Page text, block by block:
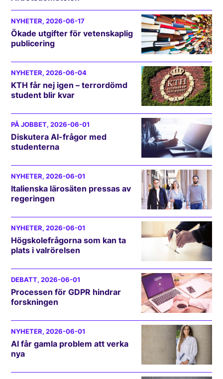
NYHETER, 2026-06-17
Ökade utgifter för vetenskaplig
publicering
NYHETER, 2026-06-04
KTH får nej igen – terrordömd
student blir kvar
PÅ JOBBET, 2026-06-01
Diskutera AI-frågor med
studenterna
NYHETER, 2026-06-01
Italienska lärosäten pressas av
regeringen
NYHETER, 2026-06-01
Högskolefrågorna som kan ta
plats i valrörelsen
DEBATT, 2026-06-01
Processen för GDPR hindrar
forskningen
NYHETER, 2026-06-01
AI får gamla problem att verka
nya